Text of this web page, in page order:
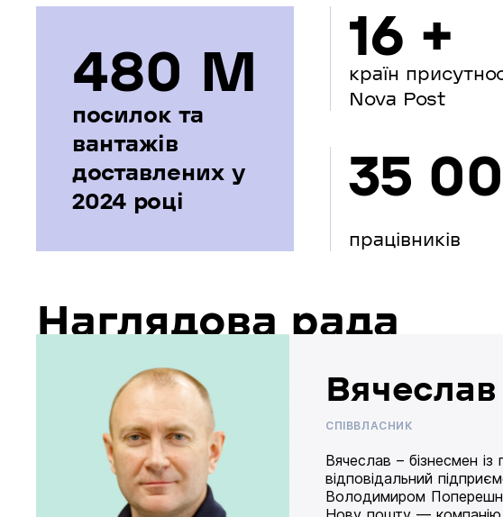
480 М
посилок та
вантажів
доставлених у
2024 році
16 +
країн
Nova Post
35
працівників
Наглядова рада
СПІВВЛАСНИК
Вячеслав – бізнесмен
відповідальний
Володимиром